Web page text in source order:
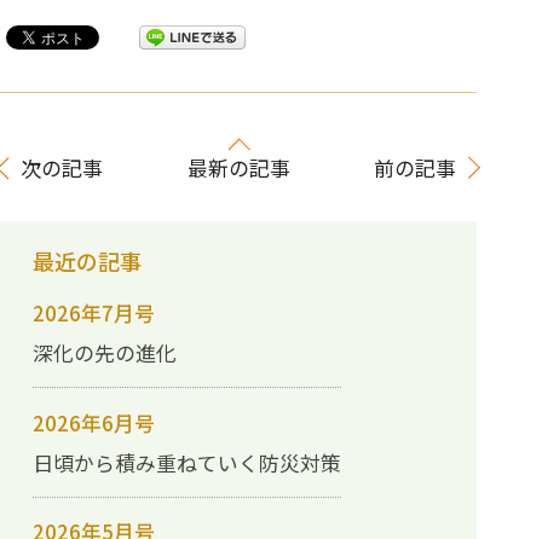
次の記事 最新の記事 前の記事
最近の記事
2026年7月号
深化の先の進化
2026年6月号
日頃から積み重ねていく防災対策
2026年5月号